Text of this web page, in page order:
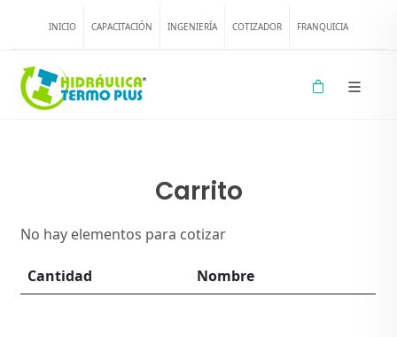
INICIO CAPACITACIÓN INGENIERÍA COTIZADOR FRANQUICIA
Carrito
No hay elementos para cotizar
Cantidad Nombre